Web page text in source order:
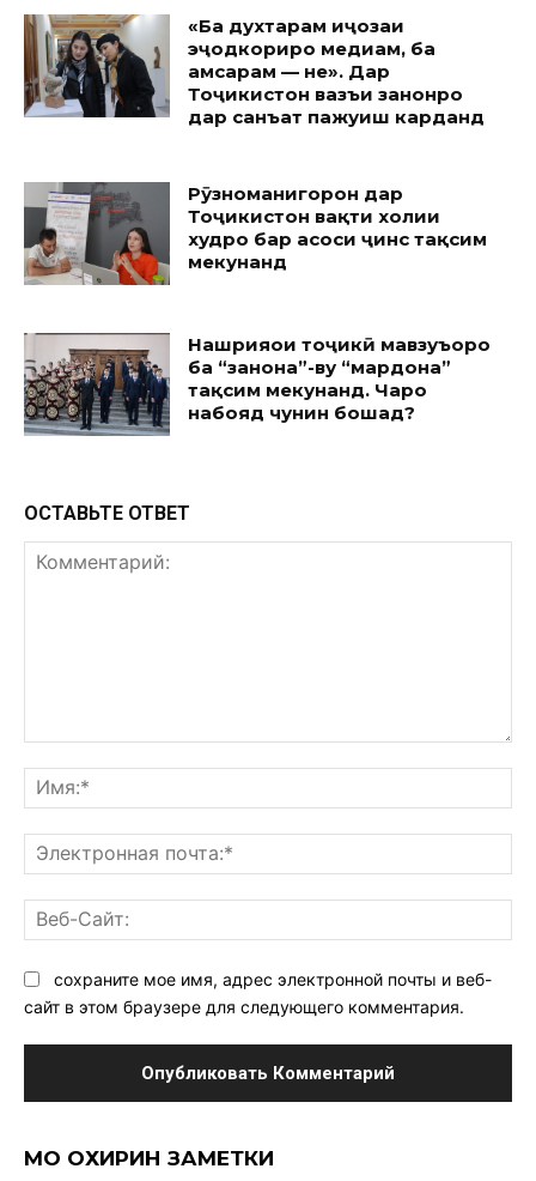
«Ба духтарам иҷозаи
эҷодкориро медиҳам, ба
ҳамсарам — не». Дар
Тоҷикистон вазъи занонро
дар санъат пажуҳиш карданд
Рӯзноманигорон дар
Тоҷикистон вақти холии
худро бар асоси ҷинс тақсим
мекунанд
Нашрияҳои тоҷикӣ мавзуъҳоро
ба “занона”-ву “мардона”
тақсим мекунанд. Чаро
набояд чунин бошад?
ОСТАВЬТЕ ОТВЕТ
сохраните мое имя, адрес электронной почты и веб-
сайт в этом браузере для следующего комментария.
МО ОХИРИН ЗАМЕТКИ